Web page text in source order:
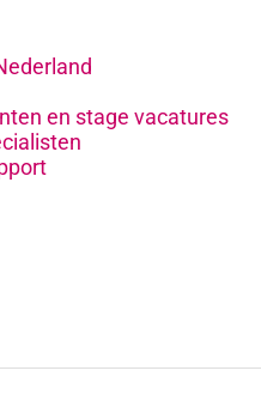
en stage vacatures